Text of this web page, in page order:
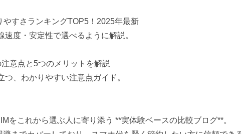
すさランキングTOP5！2025年最新
度・安定性で選べるように解説。
意点と5つのメリットを解説
、わかりやすい注意点ガイド。
をこれから選ぶ人に寄り添う **実体験ベースの比較ブログ**。